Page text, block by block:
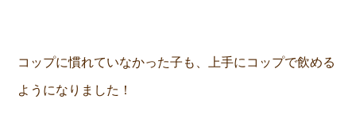
コップに慣れていなかった子も、上手にコップで飲める
ようになりました！